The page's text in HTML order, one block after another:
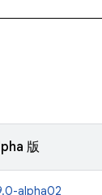
版
alpha02